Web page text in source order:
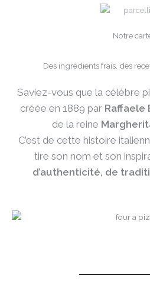
Notre
Des ingrédients frais, des
Saviez-vous que la célèbre
créée en 1889 par Raffaele
de la reine
C’est de cette histoire
tire son nom et son
d’authenticité, de